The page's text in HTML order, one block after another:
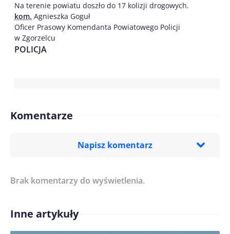
Na terenie powiatu doszło do 17 kolizji drogowych.
kom. Agnieszka Goguł
Oficer Prasowy Komendanta Powiatowego Policji
w Zgorzelcu
POLICJA
Komentarze
Napisz komentarz
Treść komentarza*
Imię/ Nick*
Brak komentarzy do wyświetlenia.
Inne artykuły